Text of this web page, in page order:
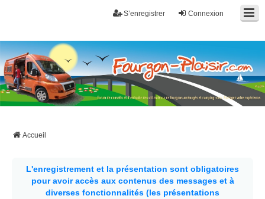
Connexion
S’enregistrer
Fourgon-plaisir.com
Forum de conseils et d'entraide des utilisateurs de fourgons, fourgons
aménagés, vans et de camping-car. Partagez votre expérience.
Accueil
L'enregistrement et la présentation sont obligatoires
pour avoir accès aux contenus des messages et à
diverses fonctionnalités (les présentations